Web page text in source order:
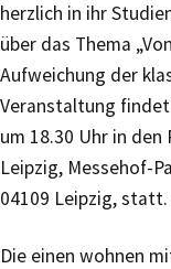
herzlich in ihr
über das Thema
Aufweichung der
Veranstaltung
um 18.30 Uhr in
Leipzig, Messehof-
04109 Leipzig,
Die einen wohnen